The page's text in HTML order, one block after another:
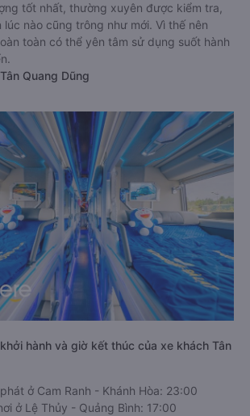
tốt nhất, thường xuyên được kiểm tra,
lúc nào cũng trông như mới. Vì thế nên
toàn có thể yên tâm sử dụng suốt hành
Quang Dũng
hành và giờ kết thúc của xe khách Tân
ở Cam Ranh - Khánh Hòa: 23:00
ở Lệ Thủy - Quảng Bình: 17:00